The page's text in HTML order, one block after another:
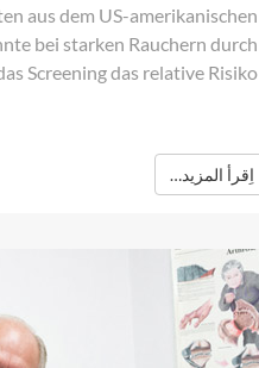
aus dem US-amerikanischen
bei starken Rauchern durch
Screening das relative Risiko...
اِقرأ المزيد…